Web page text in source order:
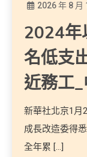
2026 年 8 月
2024年
名低支
近務工
新華社北京1月
成長改造委得
全年累 […]